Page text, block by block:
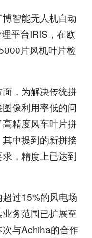
智能无人机自动
平台IRIS，在欧
片风机叶片检
，为解决传统拼
像利用率低的问
精度风车叶片拼
中提到的新拼接
，精度上已达到
过15%的风电场
务范围已扩展至
与Achiha的合作